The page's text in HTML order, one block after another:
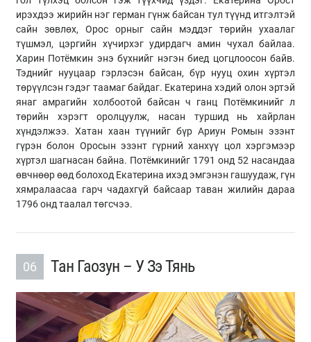
ирэхдээ жирийн нэг герман гүнж байсан тул түүнд итгэлтэй
сайн зөвлөх, Орос орныг сайн мэддэг төрийн ухаалаг
түшмэл, цэргийн хүчирхэг удирдагч амин чухал байлаа.
Харин Потёмкин энэ бүхнийг нэгэн биед цогцлоосон байв.
Тэднийг нууцаар гэрлэсэн байсан, бүр нууц охин хүртэл
төрүүлсэн гэдэг таамаг байдаг. Екатерина хэдий олон эртэй
янаг амрагийн холбоотой байсан ч ганц Потёмкинийг л
төрийн хэрэгт оролцуулж, насан туршид нь хайрлан
хүндэлжээ. Хатан хаан түүнийг бүр Ариун Ромын эзэнт
гүрэн болон Оросын эзэнт гүрний ханхүү цол хэргэмээр
хүртэл шагнасан байна. Потёмкинийг 1791 онд 52 насандаа
өвчнөөр өөд болоход Екатерина ихэд эмгэнэн гашуудаж, гүн
хямралаасаа гарч чадахгүй байсаар таван жилийн дараа
1796 онд таалал төгсчээ.
06 Тан Гаозун – У Зэ Тянь